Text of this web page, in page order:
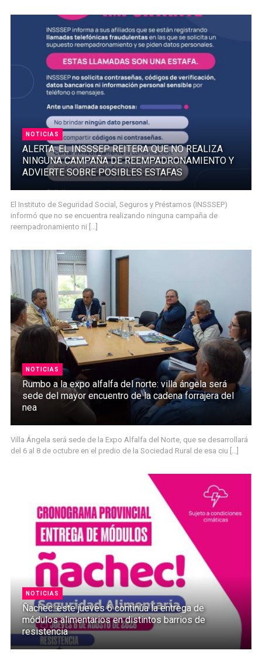
NOTICIAS
ALERTA: EL INSSSEP REITERA QUE NO REALIZA
NINGUNA CAMPAÑA DE REEMPADRONAMIENTO Y
ADVIERTE SOBRE POSIBLES ESTAFAS
El Instituto de Seguridad Social, Seguros y Préstamos (INSSSEP)
informó que no se encuentra realizando ninguna campaña de
reempadronamiento ni [...]
NOTICIAS
Rumbo a la expo alfalfa del norte: villa ángela será
sede del mayor encuentro de la cadena forrajera del
nea
Villa Ángela será sede de la Expo Alfalfa del Norte, que se desarrollará
del 6 al 8 de octubre en el predio de la Sociedad Rural de esa ciu [...]
NOTICIAS
Ñachec: este jueves 6 continúa la entrega de
módulos alimentarios en distintos barrios de
resistencia